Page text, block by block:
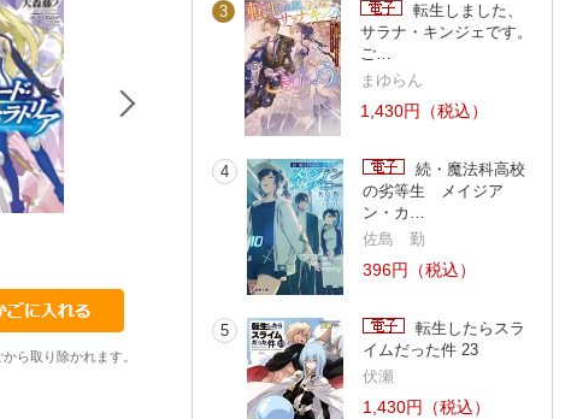
3
大森 藤ノ
ら取り除かれます。
3
転生しました、
サラナ・キンジェです。
ご…
まゆらん
1,430円（税込）
4
続・魔法科高校
の劣等生 メイジア
ン・カ…
佐島 勤
396円（税込）
5
転生したらスラ
イムだった件 23
伏瀬
1,430円（税込）